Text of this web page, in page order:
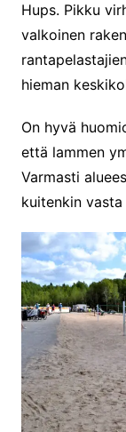
Hups. Pikku
valkoinen
hieman
On hyvä
että lammen
Varmasti
kuitenkin